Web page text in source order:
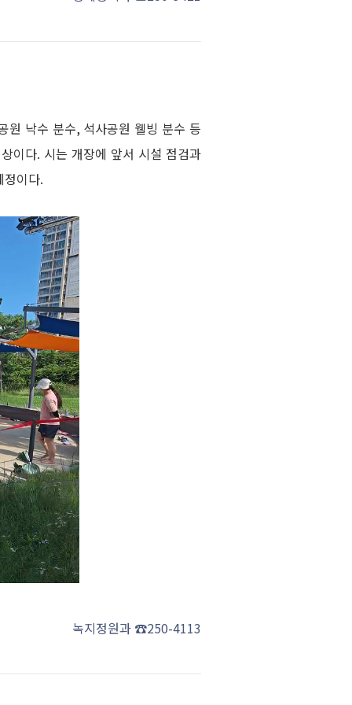
원 낙수 분수, 석사공원 웰빙 분수 등
이다. 시는 개장에 앞서 시설 점검과
정이다.
녹지정원과 ☎250-4113